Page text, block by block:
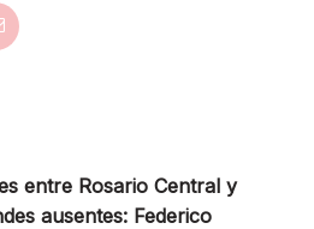
entre Rosario Central y
ausentes: Federico